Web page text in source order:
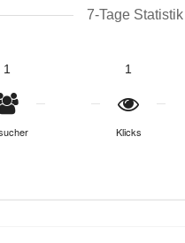
7-Tage Statistik
1 1
Klicks